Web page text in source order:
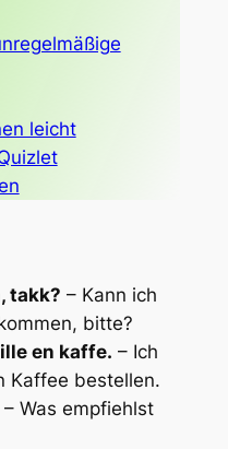
leicht
takk? – Kann ich
bitte?
en kaffe. – Ich
Kaffee bestellen.
– Was empfiehlst